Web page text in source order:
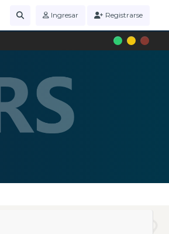
Ingresar Registrarse